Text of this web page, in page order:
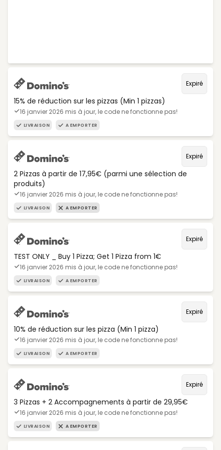
Expiré
15% de réduction sur les pizzas (Min 1 pizzas)
16 janvier 2026 mis à jour, le code ne fonctionne pas!
LIVRAISON A EMPORTER
Expiré
2 Pizzas à partir de 17,95€ (parmi une sélection de
produits)
16 janvier 2026 mis à jour, le code ne fonctionne pas!
LIVRAISON A EMPORTER
Expiré
TEST ONLY _ Buy 1 Pizza; Get 1 Pizza from 1€
16 janvier 2026 mis à jour, le code ne fonctionne pas!
LIVRAISON A EMPORTER
Expiré
10% de réduction sur les pizza (Min 1 pizza)
16 janvier 2026 mis à jour, le code ne fonctionne pas!
LIVRAISON A EMPORTER
Expiré
3 Pizzas + 2 Accompagnements à partir de 29,95€
16 janvier 2026 mis à jour, le code ne fonctionne pas!
LIVRAISON A EMPORTER